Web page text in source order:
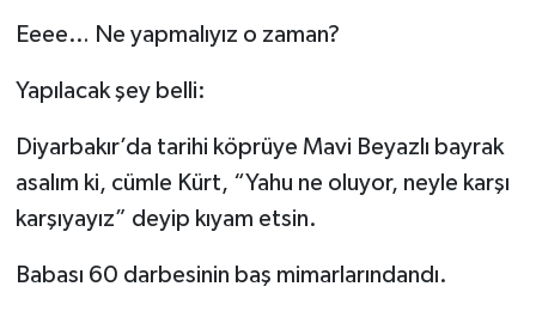
Eeee… Ne yapmalıyız o zaman?
Yapılacak şey belli:
Diyarbakır’da tarihi köprüye Mavi Beyazlı bayrak
asalım ki, cümle Kürt, “Yahu ne oluyor, neyle karşı
karşıyayız” deyip kıyam etsin.
Babası 60 darbesinin baş mimarlarındandı.